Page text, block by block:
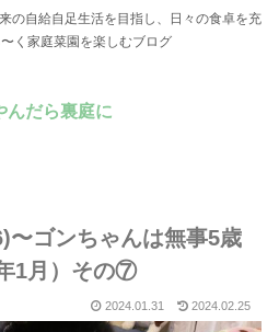
の自給自足生活を目指し、日々の食卓を充
く家庭菜園を楽しむブログ
んだら裏庭に
〜ゴンちゃんは無事5歳
1月）その⑦
2024.01.31 2024.02.25